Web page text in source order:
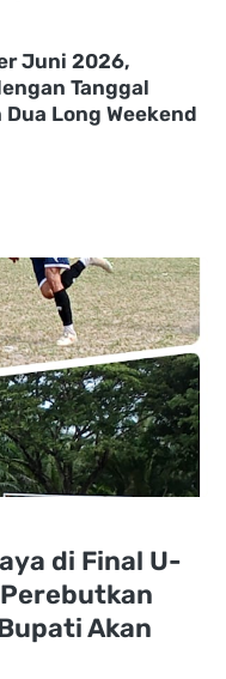
Juni 2026,
Tanggal
Dua Long Weekend
di Final U-
Akan